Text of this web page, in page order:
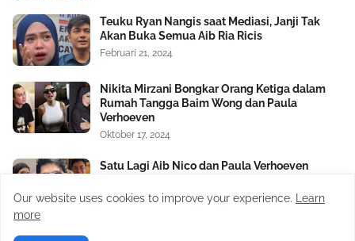
Teuku Ryan Nangis saat Mediasi, Janji Tak
Akan Buka Semua Aib Ria Ricis
Februari 21, 2024
Nikita Mirzani Bongkar Orang Ketiga dalam
Rumah Tangga Baim Wong dan Paula
Verhoeven
Oktober 17, 2024
Satu Lagi Aib Nico dan Paula Verhoeven
Wong Soal Uang Rp2 M
Our website uses cookies to improve your experience.
Learn
more